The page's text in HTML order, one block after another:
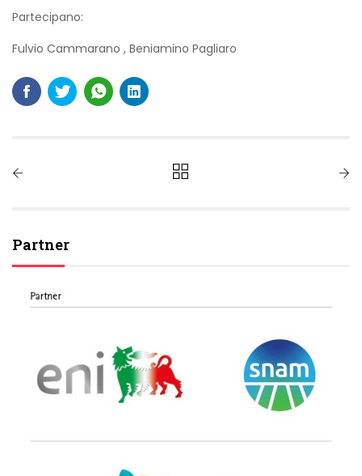
Partecipano:
Fulvio Cammarano , Beniamino Pagliaro
Partner